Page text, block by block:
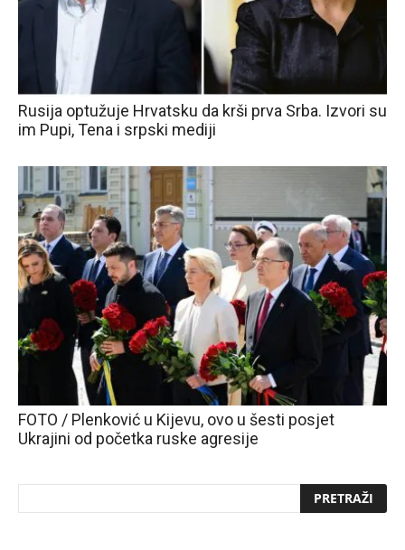
Rusija optužuje Hrvatsku da krši prva Srba. Izvori su
im Pupi, Tena i srpski mediji
FOTO / Plenković u Kijevu, ovo u šesti posjet
Ukrajini od početka ruske agresije